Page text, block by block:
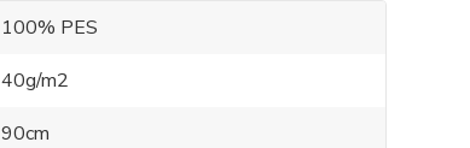
100% PES
40g/m2
90cm